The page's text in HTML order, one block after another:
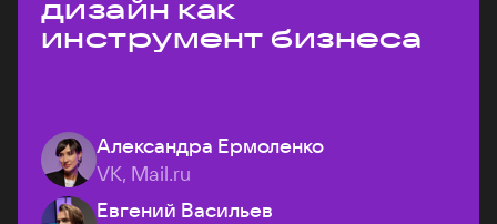
дизайн как
инструмент бизнеса
Александра Ермоленко
VK, Mail.ru
Евгений Васильев